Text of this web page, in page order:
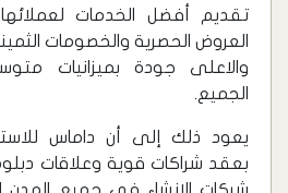
تقديم أفضل الخدمات
العروض الحصرية والخصومات
والاعلى جودة بميزانيات
الجميع.
يعود ذلك إلى أن داماس
بعقد شراكات قوية وعلاقات